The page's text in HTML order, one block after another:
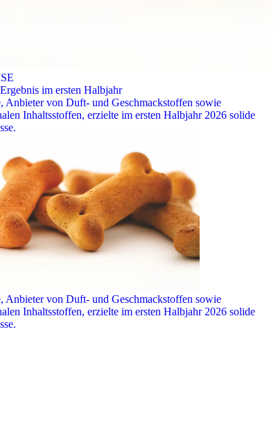
im ersten Halbjahr
Anbieter von Duft- und Geschmackstoffen sowie
Inhaltsstoffen, erzielte im ersten Halbjahr 2026 solide
Anbieter von Duft- und Geschmackstoffen sowie
Inhaltsstoffen, erzielte im ersten Halbjahr 2026 solide